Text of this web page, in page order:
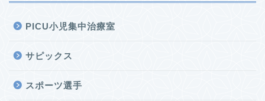
PICU小児集中治療室
サピックス
スポーツ選手